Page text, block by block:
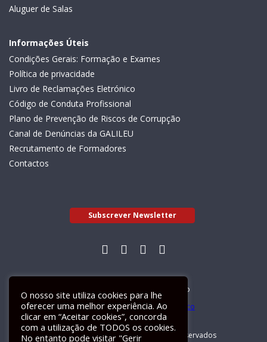
Aluguer de Salas
Informações Úteis
Condições Gerais: Formação e Exames
Política de privacidade
Livro de Reclamações Eletrónico
Código de Conduta Profissional
Plano de Prevenção de Riscos de Corrupção
Canal de Denúncias da GALILEU
Recrutamento de Formadores
Contactos
Subscrever Newsletter
Livro de Reclamações Electrónico
GALILEU 2026 © Todos os direitos reservados
O nosso site utiliza cookies para lhe
oferecer uma melhor experiência. Ao
clicar em “Aceitar cookies”, concorda
com a utilização de TODOS os cookies.
No entanto pode visitar "Gerir